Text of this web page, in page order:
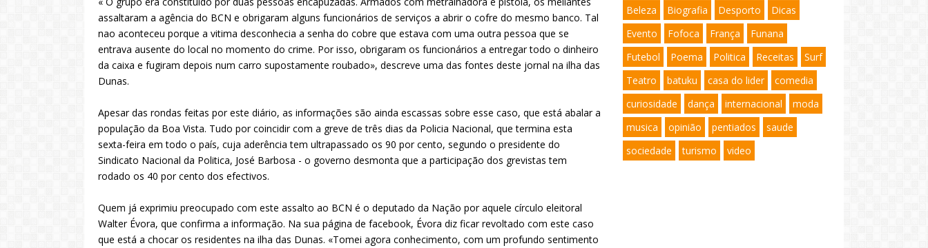
assaltaram a agência do BCN e obrigaram alguns funcionários de serviços a abrir o cofre do mesmo banco. Tal
nao aconteceu porque a vitima desconhecia a senha do cobre que estava com uma outra pessoa que se
entrava ausente do local no momento do crime. Por isso, obrigaram os funcionários a entregar todo o dinheiro
da caixa e fugiram depois num carro supostamente roubado», descreve uma das fontes deste jornal na ilha das
Dunas.
Apesar das rondas feitas por este diário, as informações são ainda escassas sobre esse caso, que está abalar a
população da Boa Vista. Tudo por coincidir com a greve de três dias da Policia Nacional, que termina esta
sexta-feira em todo o país, cuja aderência tem ultrapassado os 90 por cento, segundo o presidente do
Sindicato Nacional da Politica, José Barbosa - o governo desmonta que a participação dos grevistas tem
rodado os 40 por cento dos efectivos.
Quem já exprimiu preocupado com este assalto ao BCN é o deputado da Nação por aquele círculo eleitoral
Walter Évora, que confirma a informação. Na sua página de facebook, Évora diz ficar revoltado com este caso
que está a chocar os residentes na ilha das Dunas. «Tomei agora conhecimento, com um profundo sentimento
Beleza Biografia Desporto
Dicas
Evento
Fofoca França
Funana
Futebol
Poema Politica Receitas
Surf
Teatro
batuku casa do lider
comedia
curiosidade
dança internacional
moda
musica
opinião pentiados
saude
sociedade
turismo video